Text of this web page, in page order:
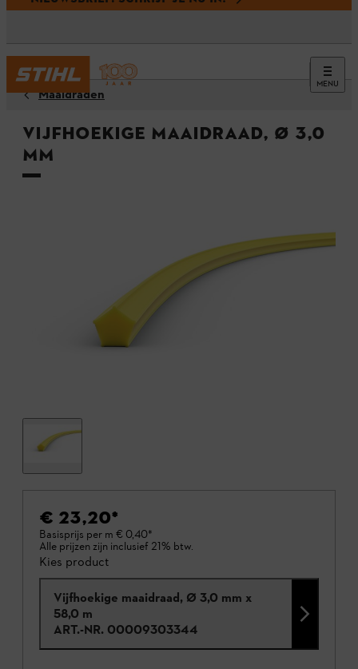
MENU
Maaidraden
Vijfhoekige maaidraad, Ø 3,0
mm
€ 23,20*
Basisprijs per m € 0,40*
Alle prijzen zijn inclusief 21% btw.
Kies product
Vijfhoekige maaidraad, Ø 3,0 mm x
58,0 m
ART.-NR. 00009303344